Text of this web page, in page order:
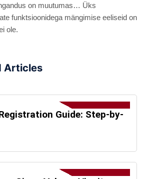
on muutumas… Üks
funktsioonidega mängimise eeliseid on
ole.
Articles
Guide: Step-by-